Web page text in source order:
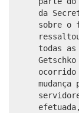
da
sobre o
todas
ocorrido